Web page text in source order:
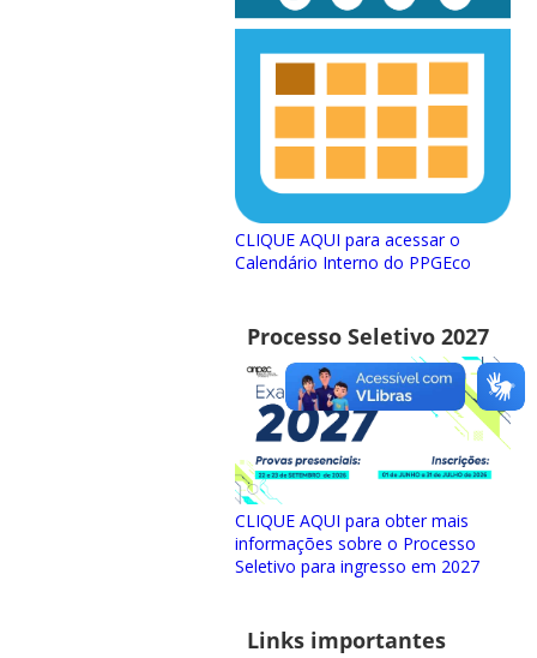
CLIQUE AQUI para acessar o
Calendário Interno do PPGEco
Processo Seletivo 2027
CLIQUE AQUI para obter mais
informações sobre o Processo
Seletivo para ingresso em 2027
Links importantes